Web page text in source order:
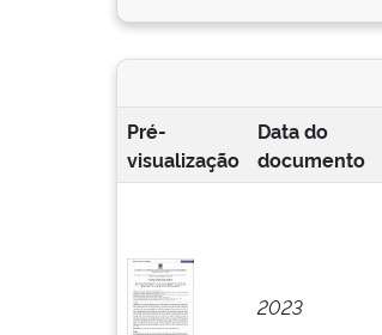
Pré-
visualização
Data do
documento
2023